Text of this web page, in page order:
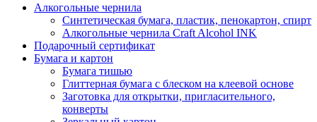
Алкогольные чернила
Синтетическая бумага, пластик, пенокартон, спирт
Алкогольные чернила Craft Alcohol INK
Подарочный сертификат
Бумага и картон
Бумага тишью
Глиттерная бумага с блеском на клеевой основе
Заготовка для открытки, пригласительного,
конверты